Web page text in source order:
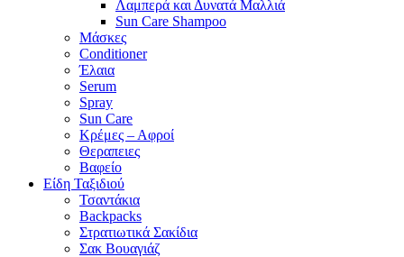
Λαμπερά και Δυνατά Μαλλιά
Sun Care Shampoo
Μάσκες
Conditioner
Έλαια
Serum
Spray
Sun Care
Κρέμες – Αφροί
Θεραπειες
Βαφείο
Είδη Ταξιδιού
Τσαντάκια
Backpacks
Στρατιωτικά Σακίδια
Σακ Βουαγιάζ